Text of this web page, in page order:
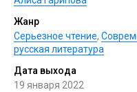
Жанр
Серьезное чтение,
русская литература
Дата выхода
19 января 2022